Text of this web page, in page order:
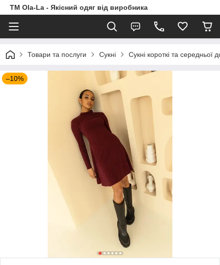
TM Ola-La - Якісний одяг від виробника
Товари та послуги Сукні Сукні короткі та середньої
–10%